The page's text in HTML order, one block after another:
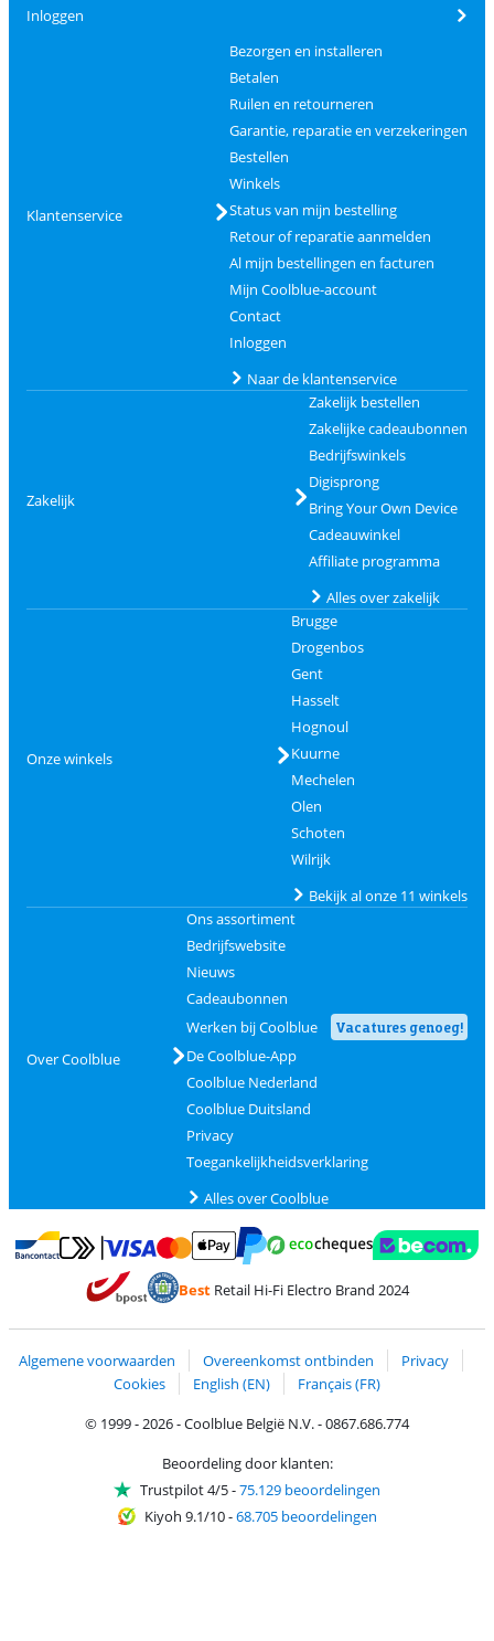
Inloggen
Klantenservice
Bezorgen en installeren
Betalen
Ruilen en retourneren
Garantie, reparatie en verzekeringen
Bestellen
Winkels
Status van mijn bestelling
Retour of reparatie aanmelden
Al mijn bestellingen en facturen
Mijn Coolblue-account
Contact
Inloggen
Naar de klantenservice
Zakelijk
Zakelijk bestellen
Zakelijke cadeaubonnen
Bedrijfswinkels
Digisprong
Bring Your Own Device
Cadeauwinkel
Affiliate programma
Alles over zakelijk
Onze winkels
Brugge
Drogenbos
Gent
Hasselt
Hognoul
Kuurne
Mechelen
Olen
Schoten
Wilrijk
Bekijk al onze 11 winkels
Over Coolblue
Ons assortiment
Bedrijfswebsite
Nieuws
Cadeaubonnen
Werken bij Coolblue
Vacatures genoeg!
De Coolblue-App
Coolblue Nederland
Coolblue Duitsland
Privacy
Toegankelijkheidsverklaring
Alles over Coolblue
Betalen met Bancontact
Betalen met MasterCard en Visa via ClickToPay
Betalen met PayPal
BestRetail Hi-Fi Electro Brand 2024
Algemene voorwaarden Overeenkomst ontbinden
Privacy
Cookies
English (EN)
Français (FR)
© 1999 - 2026 - Coolblue België N.V. - 0867.686.774
Beoordeling door klanten:
Trustpilot 4/5-75.129 beoordelingen
Kiyoh 9.1/10-68.705 beoordelingen